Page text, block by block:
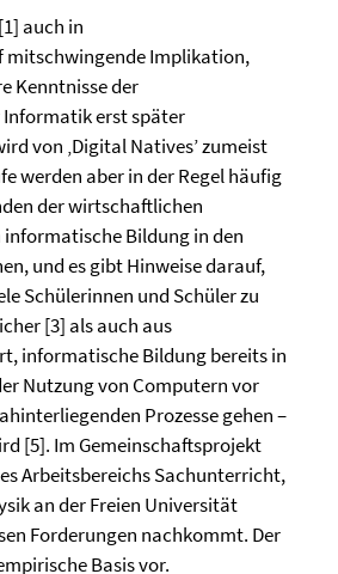
auch in
mitschwingende Implikation,
Kenntnisse der
Informatik erst später
von ‚Digital Natives’ zumeist
werden aber in der Regel häufig
der wirtschaftlichen
Bildung in den
und es gibt Hinweise darauf,
Schülerinnen und Schüler zu
[3] als auch aus
informatische Bildung bereits in
Nutzung von Computern vor
Prozesse gehen –
[5]. Im Gemeinschaftsprojekt
Arbeitsbereichs Sachunterricht,
an der Freien Universität
Forderungen nachkommt. Der
Basis vor.